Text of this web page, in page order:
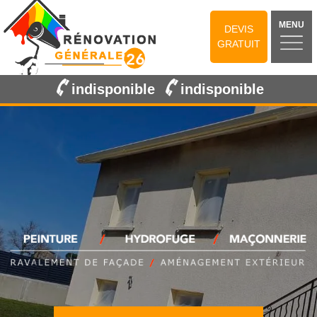
DEVIS
GRATUIT
MENU
indisponible indisponible